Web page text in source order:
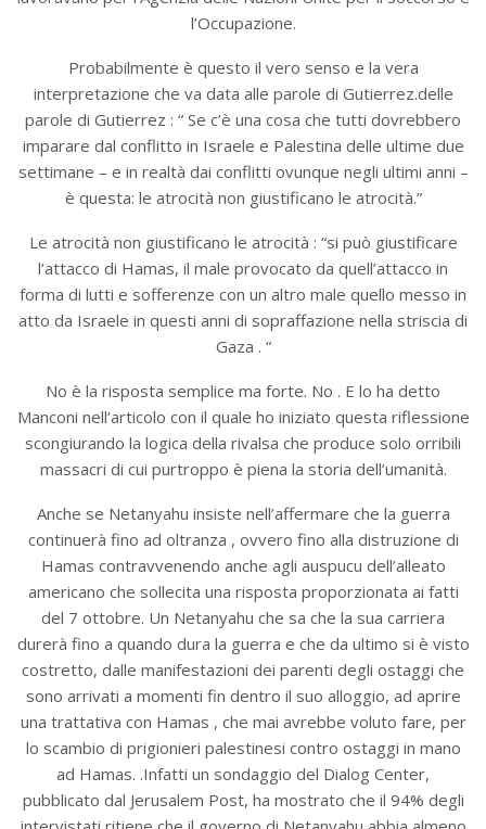
l’Occupazione.
Probabilmente è questo il vero senso e la vera
interpretazione che va data alle parole di Gutierrez.delle
parole di Gutierrez : “ Se c’è una cosa che tutti dovrebbero
imparare dal conflitto in Israele e Palestina delle ultime due
settimane – e in realtà dai conflitti ovunque negli ultimi anni –
è questa: le atrocità non giustificano le atrocità.”
Le atrocità non giustificano le atrocità : “si può giustificare
l’attacco di Hamas, il male provocato da quell’attacco in
forma di lutti e sofferenze con un altro male quello messo in
atto da Israele in questi anni di sopraffazione nella striscia di
Gaza . “
No è la risposta semplice ma forte. No . E lo ha detto
Manconi nell’articolo con il quale ho iniziato questa riflessione
scongiurando la logica della rivalsa che produce solo orribili
massacri di cui purtroppo è piena la storia dell’umanità.
Anche se Netanyahu insiste nell’affermare che la guerra
continuerà fino ad oltranza , ovvero fino alla distruzione di
Hamas contravvenendo anche agli auspucu dell’alleato
americano che sollecita una risposta proporzionata ai fatti
del 7 ottobre. Un Netanyahu che sa che la sua carriera
durerà fino a quando dura la guerra e che da ultimo si è visto
costretto, dalle manifestazioni dei parenti degli ostaggi che
sono arrivati a momenti fin dentro il suo alloggio, ad aprire
una trattativa con Hamas , che mai avrebbe voluto fare, per
lo scambio di prigionieri palestinesi contro ostaggi in mano
ad Hamas. .Infatti un sondaggio del Dialog Center,
pubblicato dal Jerusalem Post, ha mostrato che il 94% degli